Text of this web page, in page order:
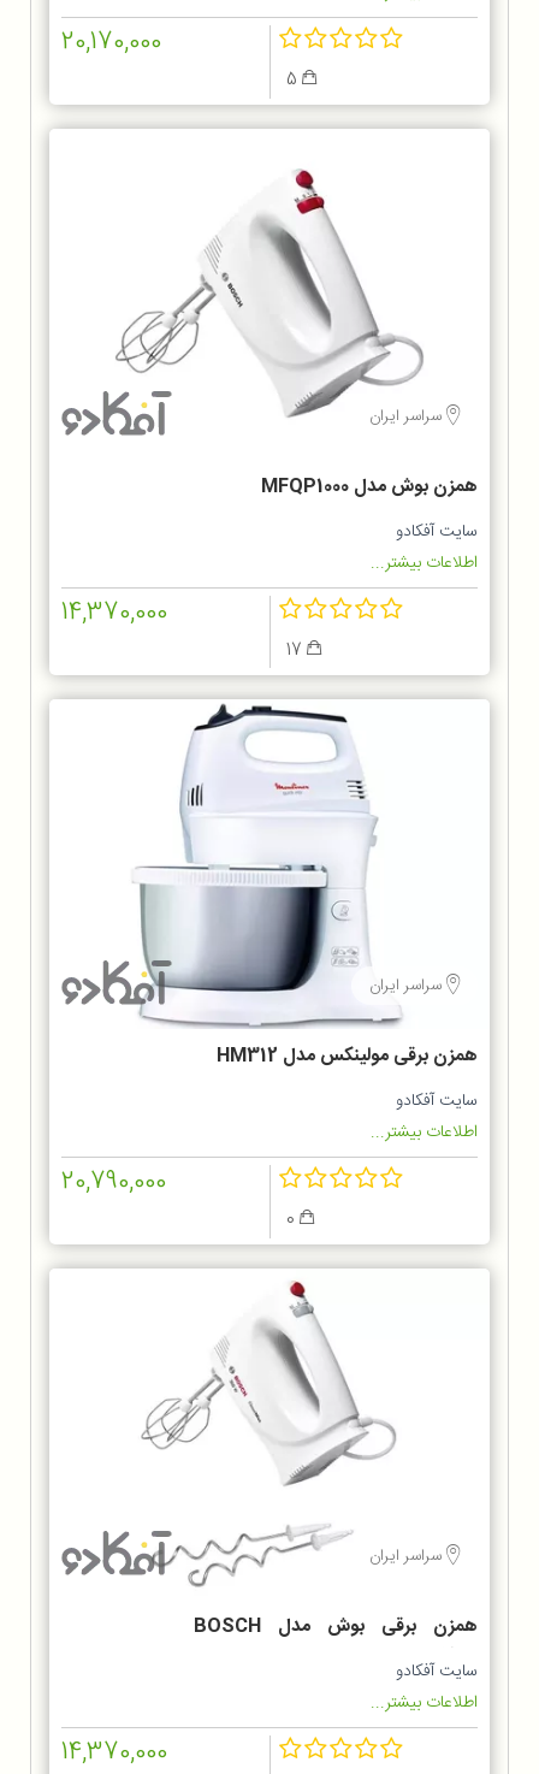
20,170,000
سراسر ایران
همزن بوش مدل MFQP1000
سایت آفکادو
اطلاعات بیشتر...
14,370,000
سراسر ایران
همزن برقی مولینکس مدل HM312
سایت آفکادو
اطلاعات بیشتر...
20,790,000
سراسر ایران
همزن برقی بوش مدل BOSCH
MFQ3010
سایت آفکادو
اطلاعات بیشتر...
14,370,000